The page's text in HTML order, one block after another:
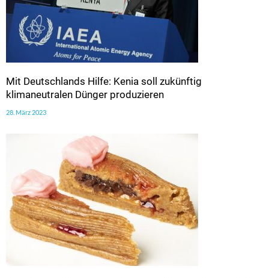
Mit Deutschlands Hilfe: Kenia soll zukünftig
klimaneutralen Dünger produzieren
28. März 2023